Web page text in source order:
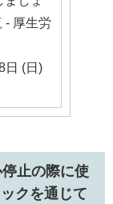
- 厚生労
日 (日)
止の際に使
クを通じて